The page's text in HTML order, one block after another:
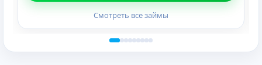
Смотреть все займы